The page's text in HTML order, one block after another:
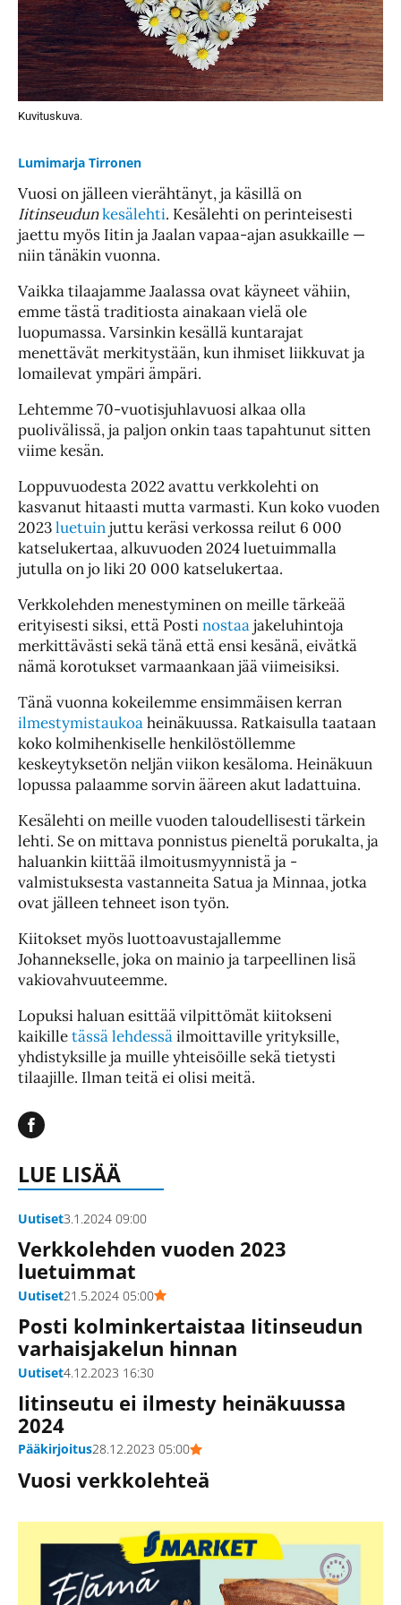
Kuvituskuva.
Lumimarja Tirronen
Vuosi on jälleen vierähtänyt, ja käsillä on
Iitinseudunkesälehti. Kesälehti on perinteisesti
jaettu myös Iitin ja Jaalan vapaa-ajan asukkaille —
niin tänäkin vuonna.
Vaikka tilaajamme Jaalassa ovat käyneet vähiin,
emme tästä traditiosta ainakaan vielä ole
luopumassa. Varsinkin kesällä kuntarajat
menettävät merkitystään, kun ihmiset liikkuvat ja
lomailevat ympäri ämpäri.
Lehtemme 70-vuotisjuhlavuosi alkaa olla
puolivälissä, ja paljon onkin taas tapahtunut sitten
viime kesän.
Loppuvuodesta 2022 avattu verkkolehti on
kasvanut hitaasti mutta varmasti. Kun koko vuoden
2023luetuinjuttu keräsi verkossa reilut 6 000
katselukertaa, alkuvuoden 2024 luetuimmalla
jutulla on jo liki 20 000 katselukertaa.
Verkkolehden menestyminen on meille tärkeää
erityisesti siksi, että Postinostaajakeluhintoja
merkittävästi sekä tänä että ensi kesänä, eivätkä
nämä korotukset varmaankaan jää viimeisiksi.
Tänä vuonna kokeilemme ensimmäisen kerran
ilmestymistaukoaheinäkuussa. Ratkaisulla taataan
koko kolmihenkiselle henkilöstöllemme
keskeytyksetön neljän viikon kesäloma. Heinäkuun
lopussa palaamme sorvin ääreen akut ladattuina.
Kesälehti on meille vuoden taloudellisesti tärkein
lehti. Se on mittava ponnistus pieneltä porukalta, ja
haluankin kiittää ilmoitusmyynnistä ja -
valmistuksesta vastanneita Satua ja Minnaa, jotka
ovat jälleen tehneet ison työn.
Kiitokset myös luottoavustajallemme
Johannekselle, joka on mainio ja tarpeellinen lisä
vakiovahvuuteemme.
Lopuksi haluan esittää vilpittömät kiitokseni
kaikilletässä lehdessäilmoittaville yrityksille,
yhdistyksille ja muille yhteisöille sekä tietysti
tilaajille. Ilman teitä ei olisi meitä.
LUE LISÄÄ
Uutiset3.1.2024 09:00
Verkkolehden vuoden 2023
luetuimmat
Uutiset21.5.2024 05:00
Posti kolminkertaistaa Iitinseudun
varhaisjakelun hinnan
Uutiset4.12.2023 16:30
Iitinseutu ei ilmesty heinäkuussa
2024
Pääkirjoitus28.12.2023 05:00
Vuosi verkkolehteä